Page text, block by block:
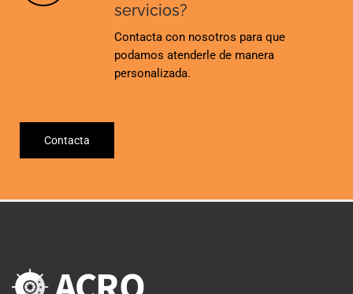
servicios?
Contacta con nosotros para que
podamos atenderle de manera
personalizada.
Contacta